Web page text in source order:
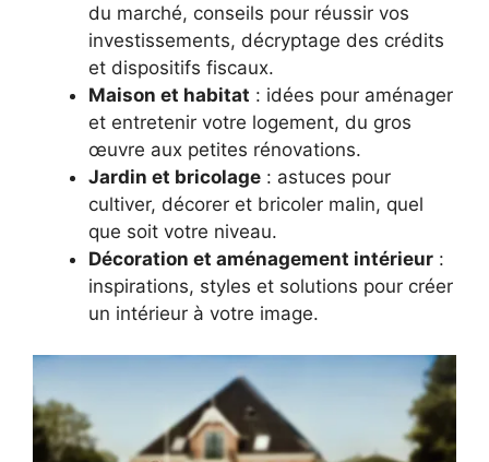
du marché, conseils pour réussir vos
investissements, décryptage des crédits
et dispositifs fiscaux.
Maison et habitat : idées pour aménager
et entretenir votre logement, du gros
œuvre aux petites rénovations.
Jardin et bricolage : astuces pour
cultiver, décorer et bricoler malin, quel
que soit votre niveau.
Décoration et aménagement intérieur :
inspirations, styles et solutions pour créer
un intérieur à votre image.